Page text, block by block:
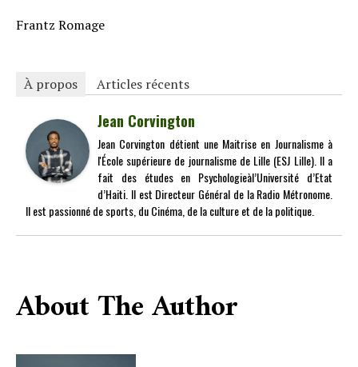
Frantz Romage
À propos Articles récents
Jean Corvington
Jean Corvington détient une Maitrise en Journalisme à
l'École supérieure de journalisme de Lille (ESJ Lille). Il a
fait des études en Psychologieàl’Université d’Etat
d’Haiti. Il est Directeur Général de la Radio Métronome.
Il est passionné de sports, du Cinéma, de la culture et de la politique.
About The Author